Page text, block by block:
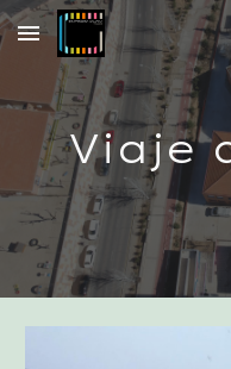
Skip to main content
Viaje